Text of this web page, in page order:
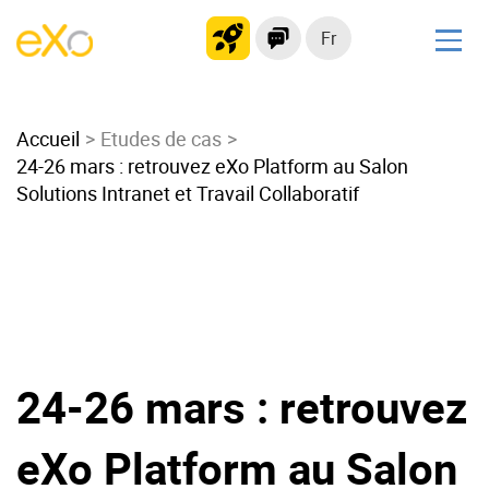
Fr
Intranet moderne
Plateforme collaborative
Réseau social
Migrer vers eXo Platform
Produit
Accueil
Etudes de cas
24-26 mars : retrouvez eXo Platform au Salon
Solutions Intranet et Travail Collaboratif
24-26 mars : retrouvez
eXo Platform au Salon